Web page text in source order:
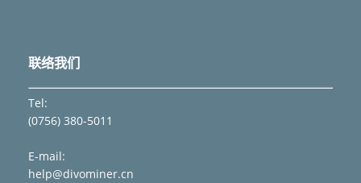
联络我们
Tel:
(0756) 380-5011
E-mail:
help@divominer.cn